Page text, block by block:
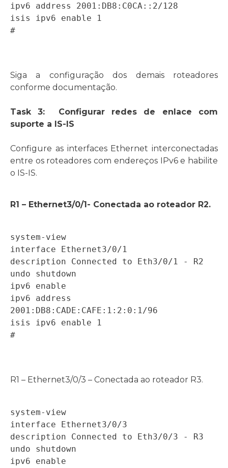
ipv6 address 2001:DB8:C0CA::2/128
isis ipv6 enable 1
#
Siga a configuração dos demais roteadores
conforme documentação.
Task 3: Configurar redes de enlace com
suporte a IS-IS
Configure as interfaces Ethernet interconectadas
entre os roteadores com endereços IPv6 e habilite
o IS-IS.
R1 – Ethernet3/0/1- Conectada ao roteador R2.
system-view
interface Ethernet3/0/1
description Connected to Eth3/0/1 - R2
undo shutdown
ipv6 enable
ipv6 address
2001:DB8:CADE:CAFE:1:2:0:1/96
isis ipv6 enable 1
#
R1 – Ethernet3/0/3 – Conectada ao roteador R3.
system-view
interface Ethernet3/0/3
description Connected to Eth3/0/3 - R3
undo shutdown
ipv6 enable